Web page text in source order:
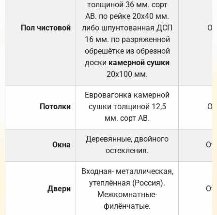
Пол чистовой
толщиной 36 мм. сорт
АВ. по рейке 20х40 мм.
либо шпунтованная ДСП
16 мм. по разряженной
обрешётке из обрезной
доски камерной сушки
20х100 мм.
Потолки
Евровагонка камерной
сушки толщиной 12,5
мм. сорт АВ.
Окна
Деревянные, двойного
остекления.
Двери
Входная- металлическая,
утеплённая (Россия).
Межкомнатные-
филёнчатые.